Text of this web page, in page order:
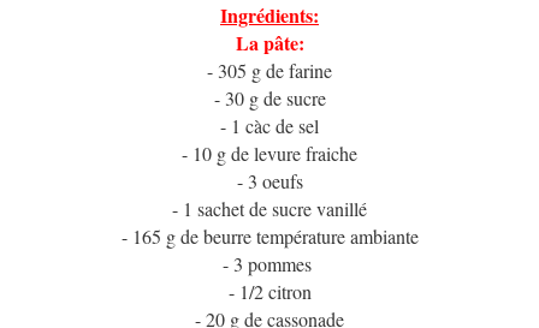
Ingrédients:
La pâte:
- 305 g de farine
- 30 g de sucre
- 1 càc de sel
- 10 g de levure fraiche
- 3 oeufs
- 1 sachet de sucre vanillé
- 165 g de beurre température ambiante
- 3 pommes
- 1/2 citron
- 20 g de cassonade